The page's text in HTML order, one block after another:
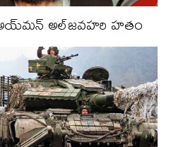
అల్‌జవహరి హతం